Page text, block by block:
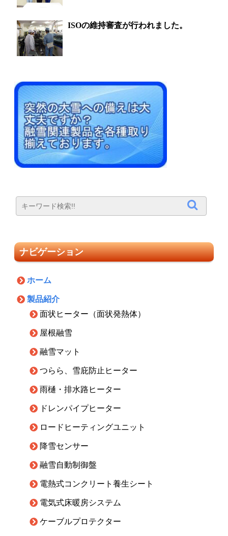
ISOの維持審査が行われました。
ナビゲーション
ホーム
製品紹介
面状ヒーター（面状発熱体）
屋根融雪
融雪マット
つらら、雪庇防止ヒーター
雨樋・排水路ヒーター
ドレンパイプヒーター
ロードヒーティングユニット
降雪センサー
融雪自動制御盤
電熱式コンクリート養生シート
電気式床暖房システム
ケーブルプロテクター